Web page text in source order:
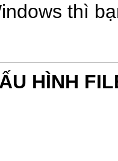
thì
HÌNH